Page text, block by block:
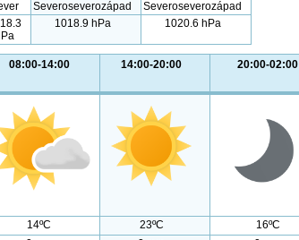
1018.9 hPa 1020.6 hPa
08:00-14:00 14:00-20:00 20:00-02:00
14ºC 23ºC
16ºC